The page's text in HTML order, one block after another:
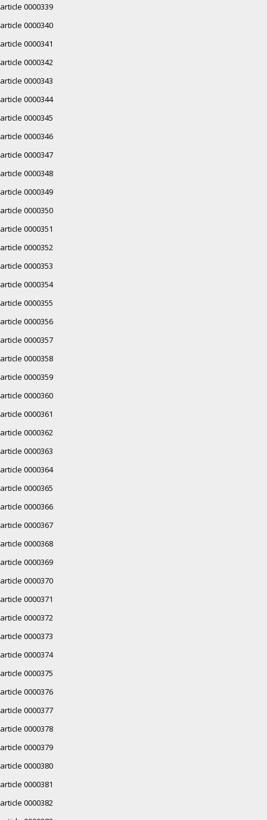
article 0000339
article 0000340
article 0000341
article 0000342
article 0000343
article 0000344
article 0000345
article 0000346
article 0000347
article 0000348
article 0000349
article 0000350
article 0000351
article 0000352
article 0000353
article 0000354
article 0000355
article 0000356
article 0000357
article 0000358
article 0000359
article 0000360
article 0000361
article 0000362
article 0000363
article 0000364
article 0000365
article 0000366
article 0000367
article 0000368
article 0000369
article 0000370
article 0000371
article 0000372
article 0000373
article 0000374
article 0000375
article 0000376
article 0000377
article 0000378
article 0000379
article 0000380
article 0000381
article 0000382